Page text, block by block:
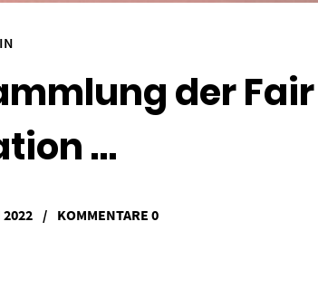
der
…
2022 / KOMMENTARE 0